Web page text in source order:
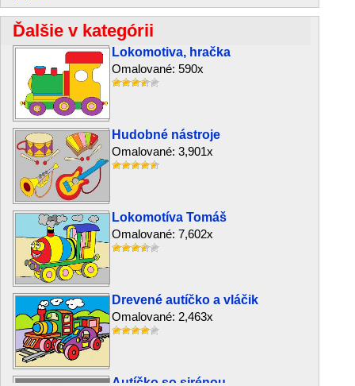
Ďalšie v kategórii
Lokomotiva, hračka
Omalované: 590x
Hudobné nástroje
Omalované: 3,901x
Lokomotíva Tomáš
Omalované: 7,602x
Drevené autíčko a vláčik
Omalované: 2,463x
Autíčko so sirénou